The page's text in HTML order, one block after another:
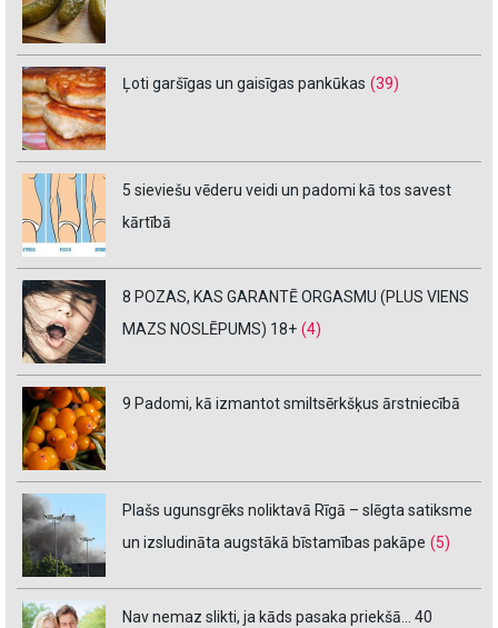
Ļoti garšīgas un gaisīgas pankūkas (39)
5 sieviešu vēderu veidi un padomi kā tos savest
kārtībā
8 POZAS, KAS GARANTĒ ORGASMU (PLUS VIENS
MAZS NOSLĒPUMS) 18+ (4)
9 Padomi, kā izmantot smiltsērkšķus ārstniecībā
Plašs ugunsgrēks noliktavā Rīgā – slēgta satiksme
un izsludināta augstākā bīstamības pakāpe (5)
Nav nemaz slikti, ja kāds pasaka priekšā… 40